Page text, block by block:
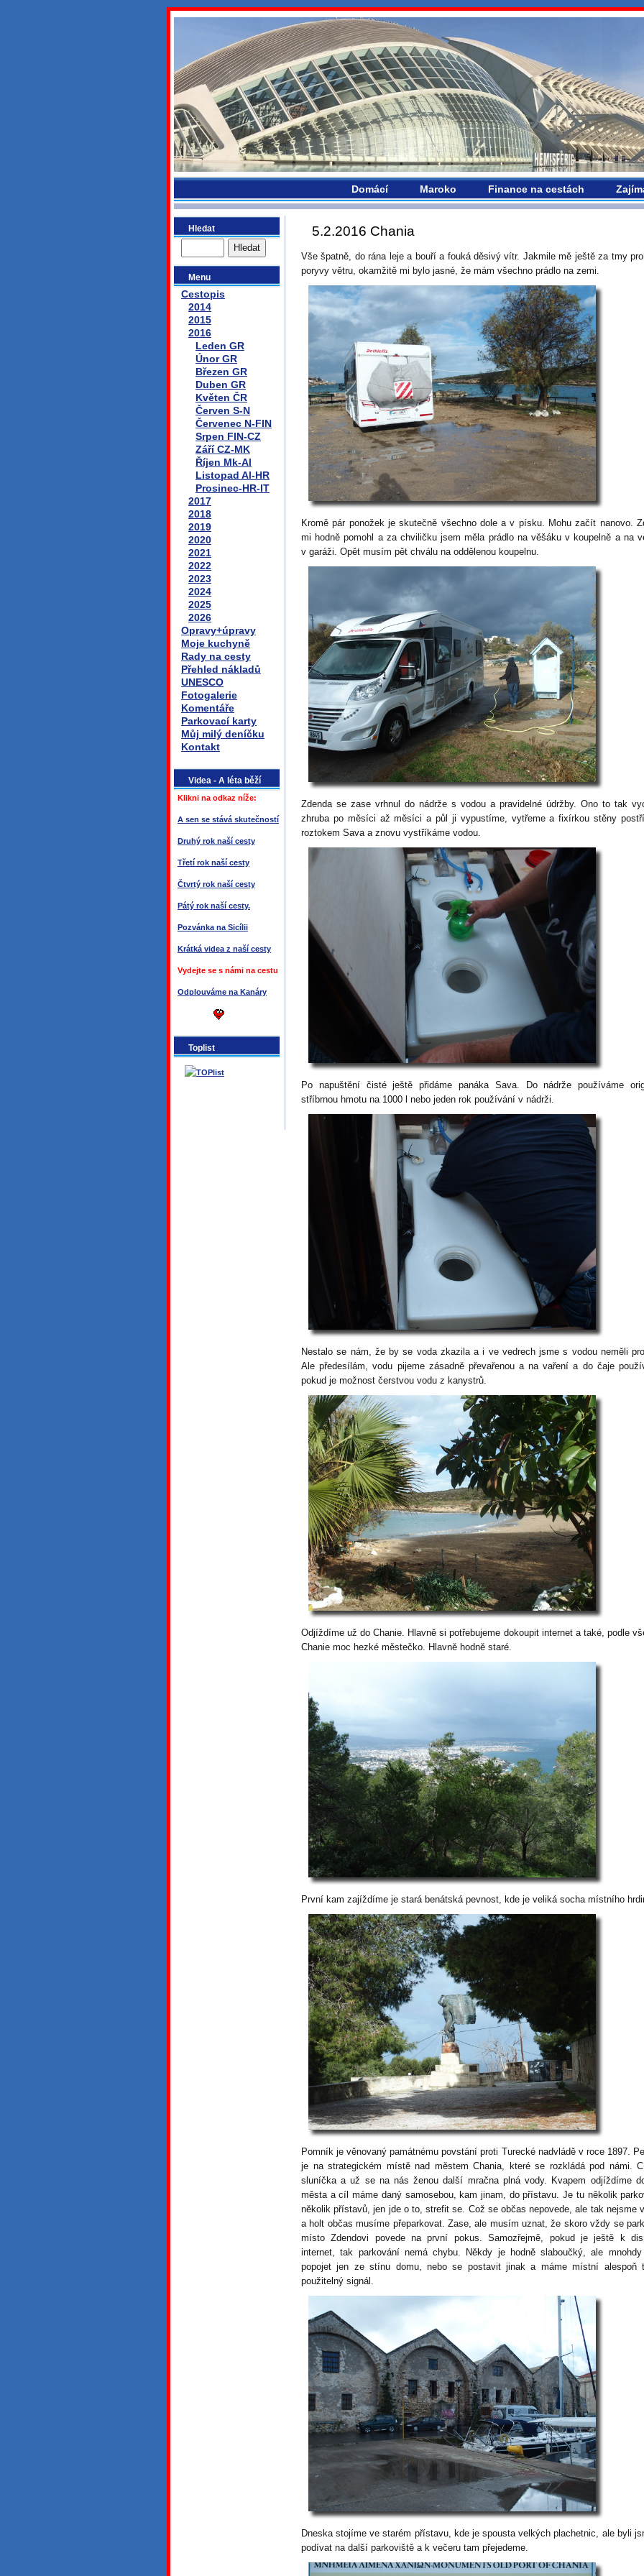
bydlikemevropou.com
Domácí Maroko Finance na cestách
Hledat
Menu
Cestopis
2014
2015
2016
Leden GR
Únor GR
Březen GR
Duben GR
Květen ČR
Červen S-N
Červenec N-FIN
Srpen FIN-CZ
Září CZ-MK
Říjen Mk-Al
Listopad Al-HR
Prosinec-HR-IT
2017
2018
2019
2020
2021
2022
2023
2024
2025
2026
Opravy+úpravy
Moje kuchyně
Rady na cesty
Přehled nákladů
UNESCO
Fotogalerie
Komentáře
Parkovací karty
Můj milý deníčku
Kontakt
Videa - A léta běží
Klikni na odkaz níže:
A sen se stává skutečností
Druhý rok naší cesty
Třetí rok naší cesty
Čtvrtý rok naší cesty
Pátý rok naší cesty.
Pozvánka na Sicílii
Krátká videa z naší cesty
Vydejte se s námi na cestu
Odplouváme na Kanáry
Toplist
5.2.2016 Chania
Vše špatně, do rána leje a bouří a fouká děsivý vítr. Jakmile mě ještě za tmy
poryvy větru, okamžitě mi bylo jasné, že mám všechno prádlo na zemi.
Kromě pár ponožek je skutečně všechno dole a v písku. Mohu začít nanovo.
mi hodně pomohl a za chviličku jsem měla prádlo na věšáku v koupelně a na
v garáži. Opět musím pět chválu na oddělenou koupelnu.
Zdenda se zase vrhnul do nádrže s vodou a pravidelné údržby. Ono to tak
zhruba po měsíci až měsíci a půl ji vypustíme, vytřeme a fixírkou stěny
roztokem Sava a znovu vystříkáme vodou.
Po napuštění čisté ještě přidáme panáka Sava. Do nádrže používáme
stříbrnou hmotu na 1000 l nebo jeden rok používání v nádrži.
Nestalo se nám, že by se voda zkazila a i ve vedrech jsme s vodou neměli
Ale předesílám, vodu pijeme zásadně převařenou a na vaření a do čaje
pokud je možnost čerstvou vodu z kanystrů.
Odjíždíme už do Chanie. Hlavně si potřebujeme dokoupit internet a také, podle
Chanie moc hezké městečko. Hlavně hodně staré.
První kam zajíždíme je stará benátská pevnost, kde je veliká socha místního
Pomník je věnovaný památnému povstání proti Turecké nadvládě v roce 1897.
je na strategickém místě nad městem Chania, které se rozkládá pod námi.
sluníčka a už se na nás ženou další mračna plná vody. Kvapem odjíždíme
města a cíl máme daný samosebou, kam jinam, do přístavu. Je tu několik
několik přístavů, jen jde o to, strefit se. Což se občas nepovede, ale tak nejsme
a holt občas musíme přeparkovat. Zase, ale musím uznat, že skoro vždy se
místo Zdendovi povede na první pokus. Samozřejmě, pokud je ještě k
internet, tak parkování nemá chybu. Někdy je hodně slaboučký, ale
popojet jen ze stínu domu, nebo se postavit jinak a máme místní alespoň
použitelný signál.
Dneska stojíme ve starém přístavu, kde je spousta velkých plachetnic, ale byli
podívat na další parkoviště a k večeru tam přejedeme.